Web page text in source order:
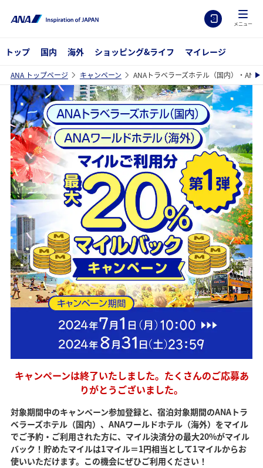
メニュー
トップ 国内 海外 ショッピング&ライフ マイレージ
ANA トップページ キャンペーン ANAトラベラーズホテル（国内）・
キャンペーンは終了いたしました。たくさんのご応募あ
りがとうございました。
対象期間中のキャンペーン参加登録と、宿泊対象期間のANAトラ
ベラーズホテル（国内）、ANAワールドホテル（海外）をマイル
でご予約・ご利用された方に、マイル決済分の最大20%がマイル
バック！貯めたマイルは1マイル＝1円相当として1マイルからお
使いいただけます。この機会にぜひご利用ください！